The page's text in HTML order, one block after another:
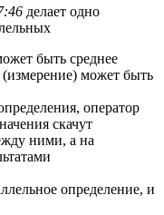
делает одно
быть среднее
может быть
оператор
скачут
ними, а на
определение, и